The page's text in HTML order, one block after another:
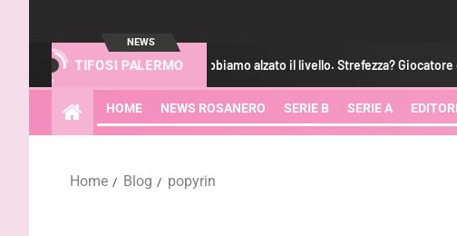
NEWS
TIFOSI PALERMO
Augello: “Abbiamo alzato il livello. Strefezza? Giocatore di
HOME NEWS ROSANERO SERIE B SERIE A
Home Blog popyrin